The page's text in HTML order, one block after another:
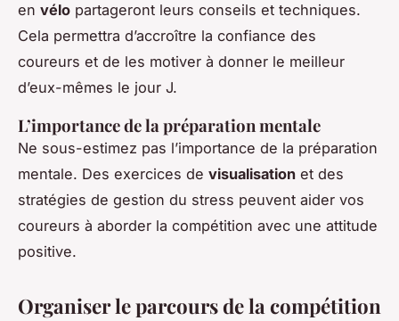
en vélo partageront leurs conseils et techniques.
Cela permettra d’accroître la confiance des
coureurs et de les motiver à donner le meilleur
d’eux-mêmes le jour J.
L’importance de la préparation mentale
Ne sous-estimez pas l’importance de la préparation
mentale. Des exercices de visualisation et des
stratégies de gestion du stress peuvent aider vos
coureurs à aborder la compétition avec une attitude
positive.
Organiser le parcours de la compétition